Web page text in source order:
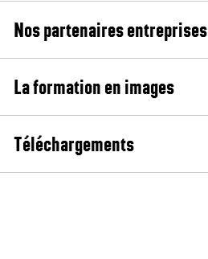
Nos partenaires entreprises
La formation en images
Téléchargements